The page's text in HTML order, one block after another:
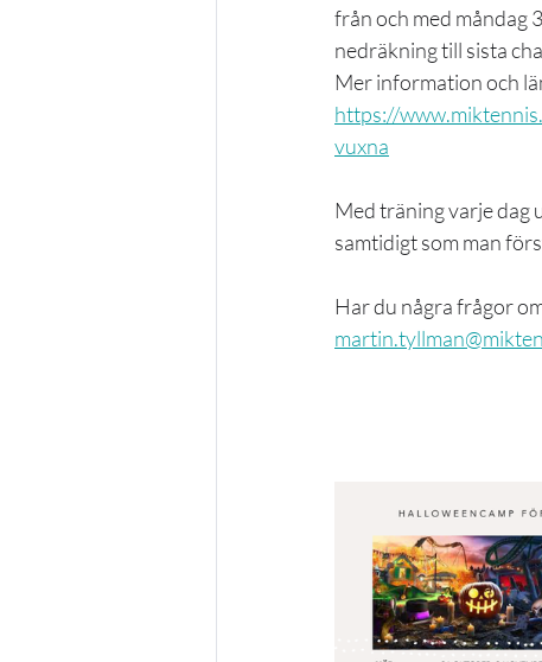
från och med måndag
nedräkning till sista
Mer information och
https://
vuxna
Med träning varje dag
samtidigt som man
Har du några frågor